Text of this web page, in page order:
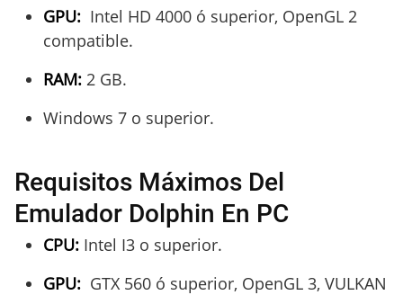
GPU: Intel HD 4000 ó superior, OpenGL 2
compatible.
RAM: 2 GB.
Windows 7 o superior.
Requisitos Máximos Del
Emulador Dolphin En PC
CPU: Intel I3 o superior.
GPU: GTX 560 ó superior, OpenGL 3, VULKAN